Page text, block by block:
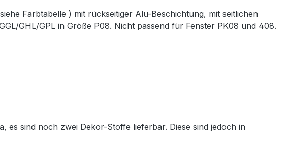
Farbtabelle ) mit rückseitiger Alu-Beschichtung, mit seitlichen
GHL/GPL in Größe P08. Nicht passend für Fenster PK08 und 408.
es sind noch zwei Dekor-Stoffe lieferbar. Diese sind jedoch in